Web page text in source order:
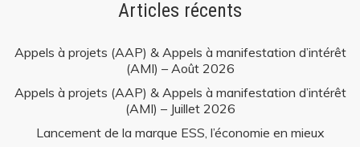
Articles récents
Appels à projets (AAP) & Appels à manifestation d’intérêt
(AMI) – Août 2026
Appels à projets (AAP) & Appels à manifestation d’intérêt
(AMI) – Juillet 2026
Lancement de la marque ESS, l’économie en mieux